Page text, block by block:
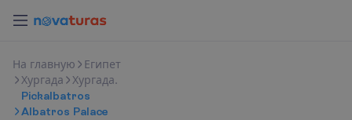
На главную
Египет
Хургада
Хургада.
Pickalbatros
Albatros Palace